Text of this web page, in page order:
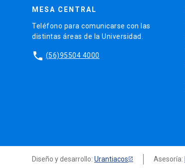
MESA CENTRAL
Teléfono para comunicarse con las
distintas áreas de la Universidad.
phone (56)95504 4000
Diseño y desarrollo: Urantiacos Asesoría: